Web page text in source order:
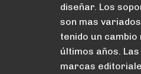
diseñar. Los
son mas
tenido un
últimos años.
marcas